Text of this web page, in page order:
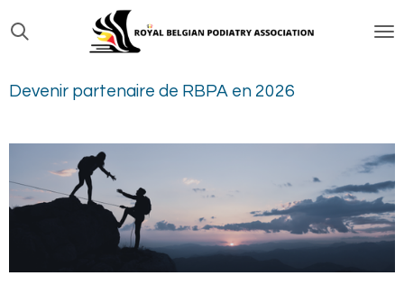
Passer
au
principal
Devenir partenaire de RBPA en 2026